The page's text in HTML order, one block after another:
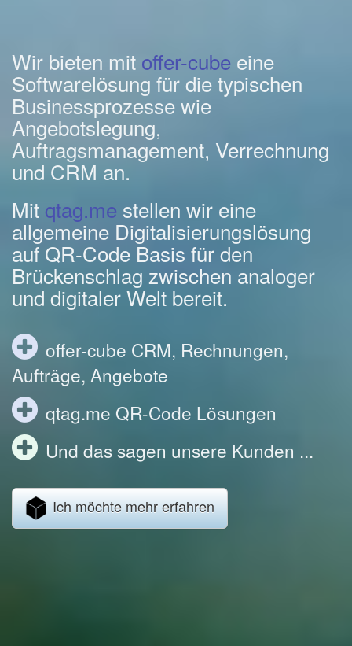
Wir bieten mit offer-cube eine
Softwarelösung für die typischen
Businessprozesse wie
Angebotslegung,
Auftragsmanagement, Verrechnung
und CRM an.
Mit qtag.me stellen wir eine
allgemeine Digitalisierungslösung
auf QR-Code Basis für den
Brückenschlag zwischen analoger
und digitaler Welt bereit.
offer-cube CRM, Rechnungen,
Aufträge, Angebote
qtag.me QR-Code Lösungen
Und das sagen unsere Kunden ...
Ich möchte mehr erfahren